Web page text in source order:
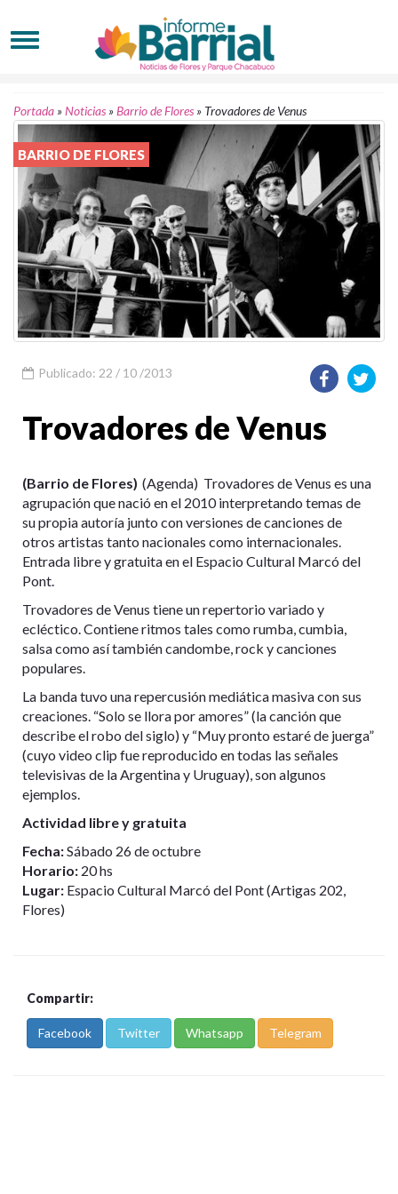
Portada »Noticias »Barrio de Flores » Trovadores de Venus
BARRIO DE FLORES
Publicado: 22 / 10 /2013
Trovadores de Venus
(Barrio de Flores) (Agenda) Trovadores de Venus es una
agrupación que nació en el 2010 interpretando temas de
su propia autoría junto con versiones de canciones de
otros artistas tanto nacionales como internacionales.
Entrada libre y gratuita en el Espacio Cultural Marcó del
Pont.
Trovadores de Venus tiene un repertorio variado y
ecléctico. Contiene ritmos tales como rumba, cumbia,
salsa como así también candombe, rock y canciones
populares.
La banda tuvo una repercusión mediática masiva con sus
creaciones. “Solo se llora por amores” (la canción que
describe el robo del siglo) y “Muy pronto estaré de juerga”
(cuyo video clip fue reproducido en todas las señales
televisivas de la Argentina y Uruguay), son algunos
ejemplos.
Actividad libre y gratuita
Fecha:Sábado 26 de octubre
Horario: 20 hs
Lugar: Espacio Cultural Marcó del Pont (Artigas 202,
Flores)
Compartir:
Facebook Twitter Whatsapp Telegram